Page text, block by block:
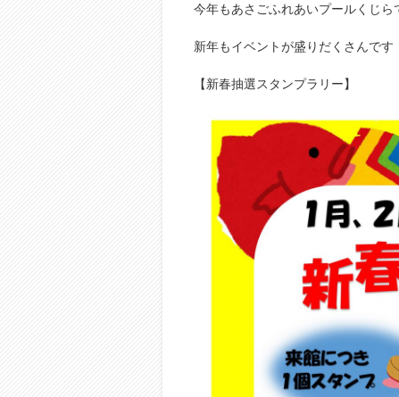
今年もあさごふれあいプールくじら
新年もイベントが盛りだくさんです
【新春抽選スタンプラリー】